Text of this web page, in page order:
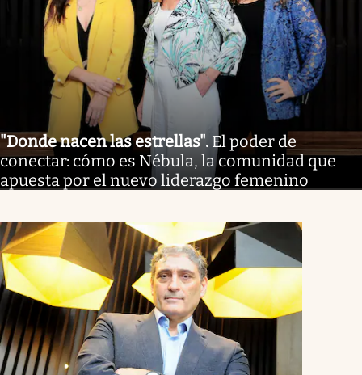
"Donde nacen las estrellas". El poder de
conectar: cómo es Nébula, la comunidad que
apuesta por el nuevo liderazgo femenino